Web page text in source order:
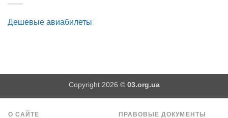
Дешевые авиабилеты
Copyright 2026 © 03.org.ua
О САЙТЕ ПРАВОВЫЕ ДОКУМЕНТЫ